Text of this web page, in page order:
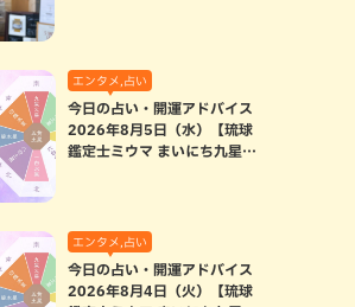
エンタメ,占い
今日の占い・開運アドバイス
2026年8月5日（水）【琉球
鑑定士ミウマ まいにち九星気
エンタメ,占い
今日の占い・開運アドバイス
2026年8月4日（火）【琉球